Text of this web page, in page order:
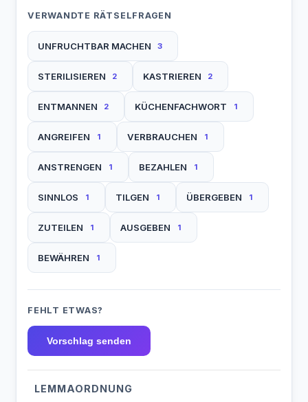
VERWANDTE RÄTSELFRAGEN
UNFRUCHTBAR MACHEN 3
STERILISIEREN 2 KASTRIEREN 2
ENTMANNEN 2 KÜCHENFACHWORT 1
ANGREIFEN 1 VERBRAUCHEN 1
ANSTRENGEN 1 BEZAHLEN 1
SINNLOS 1 TILGEN 1 ÜBERGEBEN 1
ZUTEILEN 1 AUSGEBEN 1
BEWÄHREN 1
FEHLT ETWAS?
Vorschlag senden
LEMMAORDNUNG